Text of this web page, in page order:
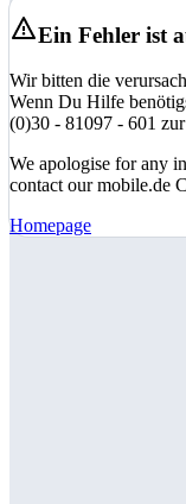
Ein Fehler ist
Wir bitten die
Wenn Du Hilfe
(0)30 - 81097 - 601
We apologise for any
contact our mobile.de
Homepage